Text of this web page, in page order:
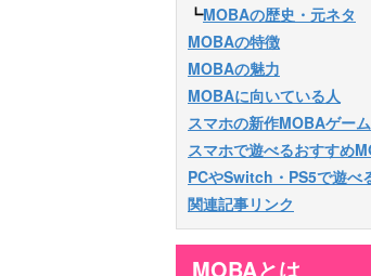
┗MOBAの歴史・元ネタ
MOBAの特徴
MOBAの魅力
MOBAに向いている人
スマホの新作MOBAゲー
スマホで遊べるおすすめ
PCやSwitch・PS5で遊べ
関連記事リンク
MOBAとは